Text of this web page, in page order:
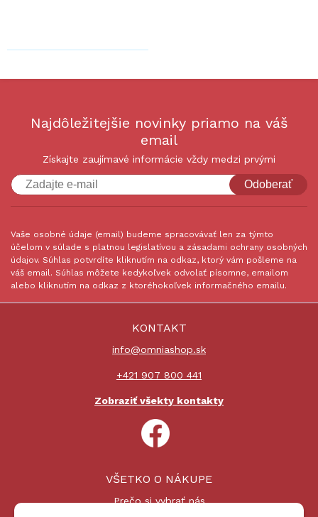
Najdôležitejšie novinky priamo na váš
email
Získajte zaujímavé informácie vždy medzi prvými
Odoberať
Vaše osobné údaje (email) budeme spracovávať len za týmto
účelom v súlade s platnou legislatívou a zásadami ochrany osobných
údajov. Súhlas potvrdíte kliknutím na odkaz, ktorý vám pošleme na
váš email. Súhlas môžete kedykoľvek odvolať písomne, emailom
alebo kliknutím na odkaz z ktoréhokoľvek informačného emailu.
KONTAKT
info@omniashop.sk
+421 907 800 441
Zobraziť všekty kontakty
VŠETKO O NÁKUPE
Prečo si vybrať nás